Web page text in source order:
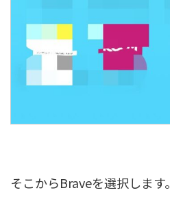
そこからBraveを選択します。